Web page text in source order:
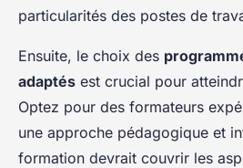
particularités des postes de
Ensuite, le choix des
adaptés est crucial pour
Optez pour des formateurs
une approche pédagogique et
formation devrait couvrir les